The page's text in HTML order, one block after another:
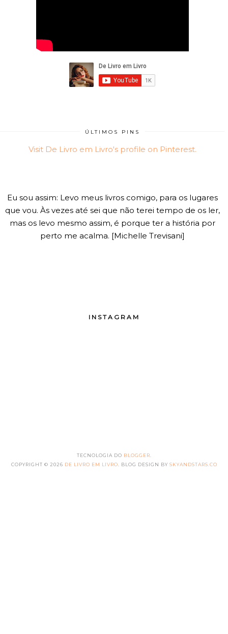
ÚLTIMOS PINS
Visit De Livro em Livro's profile on Pinterest.
Eu sou assim: Levo meus livros comigo, para os lugares
que vou. Às vezes até sei que não terei tempo de os ler,
mas os levo mesmo assim, é porque ter a história por
perto me acalma. [Michelle Trevisani]
INSTAGRAM
TECNOLOGIA DO BLOGGER
COPYRIGHT © 2026 DE LIVRO EM LIVRO . BLOG DESIGN BY SKYANDSTARS.CO